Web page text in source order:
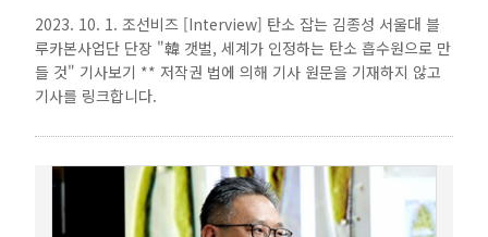
2023. 10. 1. 조선비즈 [Interview] 탄소 잡는 김종성 서울대 블
루카본사업단 단장 "韓 갯벌, 세계가 인정하는 탄소 흡수원으로 만
들 것" 기사보기 ** 저작권 법에 의해 기사 원문을 기재하지 않고
기사를 링크합니다.